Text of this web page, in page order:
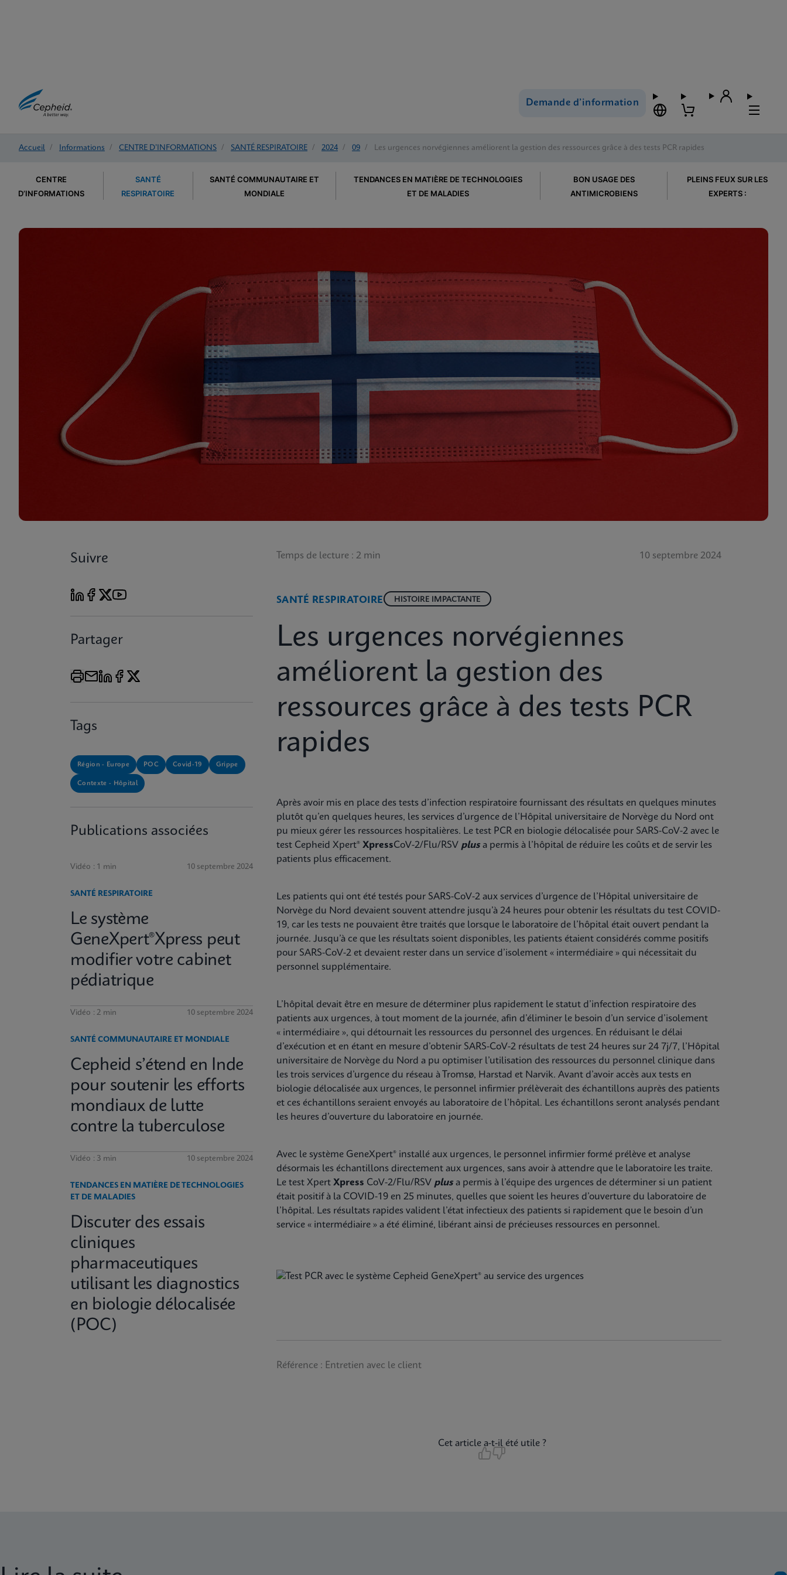
Demande d’information
Accueil / Informations / CENTRE D’INFORMATIONS / SANTÉ RESPIRATOIRE / 2024 / 09 / Les urgences norvégiennes améliorent la gestion des ressources grâce à des tests PCR rapides
CENTRE
D’INFORMATIONS
SANTÉ
RESPIRATOIRE
SANTÉ COMMUNAUTAIRE ET
MONDIALE
TENDANCES EN MATIÈRE DE TECHNOLOGIES
ET DE MALADIES
BON USAGE DES
ANTIMICROBIENS
PLEINS FEUX SUR LES
EXPERTS :
Suivre
Partager
Tags
Région - Europe POC Covid-19 Grippe
Contexte - Hôpital
Publications associées
Vidéo : 1 min 10 septembre 2024
SANTÉ RESPIRATOIRE
Le système
GeneXpert®Xpress peut
modifier votre cabinet
pédiatrique
Vidéo : 2 min 10 septembre 2024
SANTÉ COMMUNAUTAIRE ET MONDIALE
Cepheid s’étend en Inde
pour soutenir les efforts
mondiaux de lutte
contre la tuberculose
Vidéo : 3 min 10 septembre 2024
TENDANCES EN MATIÈRE DE TECHNOLOGIES
ET DE MALADIES
Discuter des essais
cliniques
pharmaceutiques
utilisant les diagnostics
en biologie délocalisée
(POC)
Temps de lecture : 2 min 10 septembre 2024
SANTÉ RESPIRATOIRE HISTOIRE IMPACTANTE
Les urgences norvégiennes
améliorent la gestion des
ressources grâce à des tests PCR
rapides
Après avoir mis en place des tests d’infection respiratoire fournissant des résultats en quelques minutes
plutôt qu’en quelques heures, les services d’urgence de l’Hôpital universitaire de Norvège du Nord ont
pu mieux gérer les ressources hospitalières. Le test PCR en biologie délocalisée pour SARS-CoV-2 avec le
test Cepheid Xpert® XpressCoV-2/Flu/RSV plusa permis à l’hôpital de réduire les coûts et de servir les
patients plus efficacement.
Les patients qui ont été testés pour SARS-CoV-2 aux services d’urgence de l’Hôpital universitaire de
Norvège du Nord devaient souvent attendre jusqu’à 24 heures pour obtenir les résultats du test COVID-
19, car les tests ne pouvaient être traités que lorsque le laboratoire de l’hôpital était ouvert pendant la
journée. Jusqu’à ce que les résultats soient disponibles, les patients étaient considérés comme positifs
pour SARS-CoV-2 et devaient rester dans un service d’isolement « intermédiaire » qui nécessitait du
personnel supplémentaire.
L’hôpital devait être en mesure de déterminer plus rapidement le statut d’infection respiratoire des
patients aux urgences, à tout moment de la journée, afin d’éliminer le besoin d’un service d’isolement
« intermédiaire », qui détournait les ressources du personnel des urgences. En réduisant le délai
d’exécution et en étant en mesure d’obtenir SARS-CoV-2 résultats de test 24 heures sur 24 7j/7, l’Hôpital
universitaire de Norvège du Nord a pu optimiser l’utilisation des ressources du personnel clinique dans
les trois services d’urgence du réseau à Tromsø, Harstad et Narvik. Avant d’avoir accès aux tests en
biologie délocalisée aux urgences, le personnel infirmier prélèverait des échantillons auprès des patients
et ces échantillons seraient envoyés au laboratoire de l’hôpital. Les échantillons seront analysés pendant
les heures d’ouverture du laboratoire en journée.
Avec le système GeneXpert® installé aux urgences, le personnel infirmier formé prélève et analyse
désormais les échantillons directement aux urgences, sans avoir à attendre que le laboratoire les traite.
Le test Xpert Xpress CoV-2/Flu/RSV plusa permis à l’équipe des urgences de déterminer si un patient
était positif à la COVID-19 en 25 minutes, quelles que soient les heures d’ouverture du laboratoire de
l’hôpital. Les résultats rapides valident l’état infectieux des patients si rapidement que le besoin d’un
service « intermédiaire » a été éliminé, libérant ainsi de précieuses ressources en personnel.
Référence : Entretien avec le client
Cet article a-t-il été utile ?